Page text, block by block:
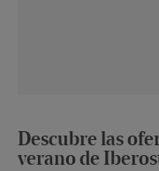
Descubre las
verano de